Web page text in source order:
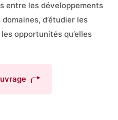
entre les développements
d’étudier les
opportunités qu’elles